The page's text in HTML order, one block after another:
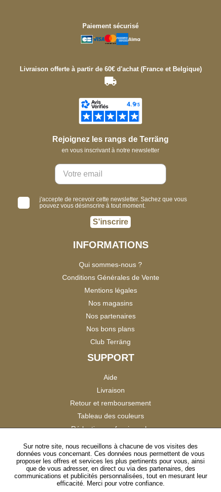
Paiement sécurisé
Livraison offerte à partir de 60€ d'achat (France et Belgique)
Rejoignez les rangs de Terräng
en vous inscrivant à notre newsletter
j'accepte de recevoir cette newsletter. Sachez que vous
pouvez vous désinscrire à tout moment.
S'inscrire
INFORMATIONS
Qui sommes-nous ?
Conditions Générales de Vente
Mentions légales
Nos magasins
Nos partenaires
Nos bons plans
Club Terräng
SUPPORT
Aide
Livraison
Retour et remboursement
Tableau des couleurs
Réduction professionnels
Catalogues
Satisfaction Clients
SUIVEZ-NOUS
Sur notre site, nous recueillons à chacune de vos visites des
données vous concernant. Ces données nous permettent de vous
proposer les offres et services les plus pertinents pour vous, ainsi
que de vous adresser, en direct ou via des partenaires, des
communications et publicités personnalisées, tout en mesurant leur
efficacité. Merci pour votre confiance.